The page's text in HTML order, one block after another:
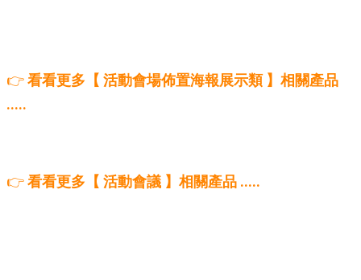
👉看看更多【 活動會場佈置海報展示類 】相關產品
.....
👉看看更多【 活動會議 】相關產品 .....